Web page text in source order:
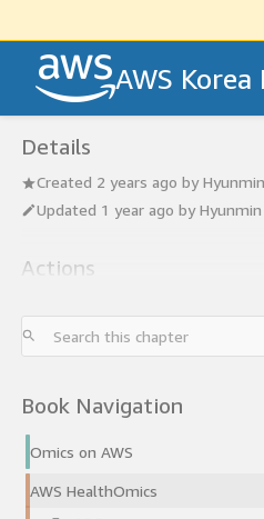
AWS
Details
Created 2 years ago by
Updated 1 year ago by
Actions
Book Navigation
Omics on AWS
AWS HealthOmics